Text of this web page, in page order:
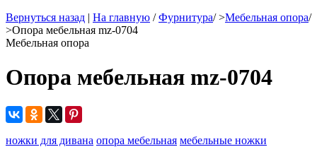
Вернуться назад | На главную / Фурнитура/>Мебельная опора/
>Опора мебельная mz-0704
Мебельная опора
Опора мебельная mz-0704
ножки для дивана опора мебельная мебельные ножки